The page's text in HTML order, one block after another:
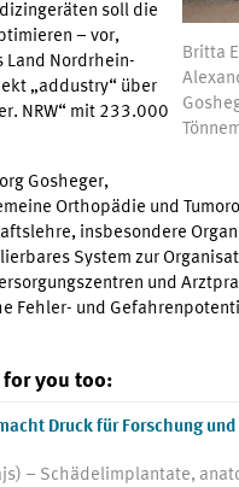
Britta
soll die
– vor,
Land Nordrhein-
„addustry“ über
NRW“ mit 233.000
Gosheger,
Orthopädie und
insbesondere
System zur
und
Fehler- und
you too:
Druck für Forschung
– Schädelimplantate,